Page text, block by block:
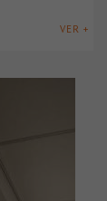
VER +